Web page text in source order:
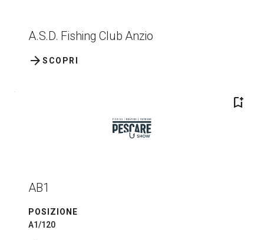
A.S.D. Fishing Club Anzio
SCOPRI
arrow_forward
bookmark_add
AB1
POSIZIONE
A1/120